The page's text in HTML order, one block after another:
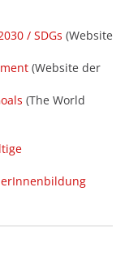
/ SDGs (Website
(Website der
(The World